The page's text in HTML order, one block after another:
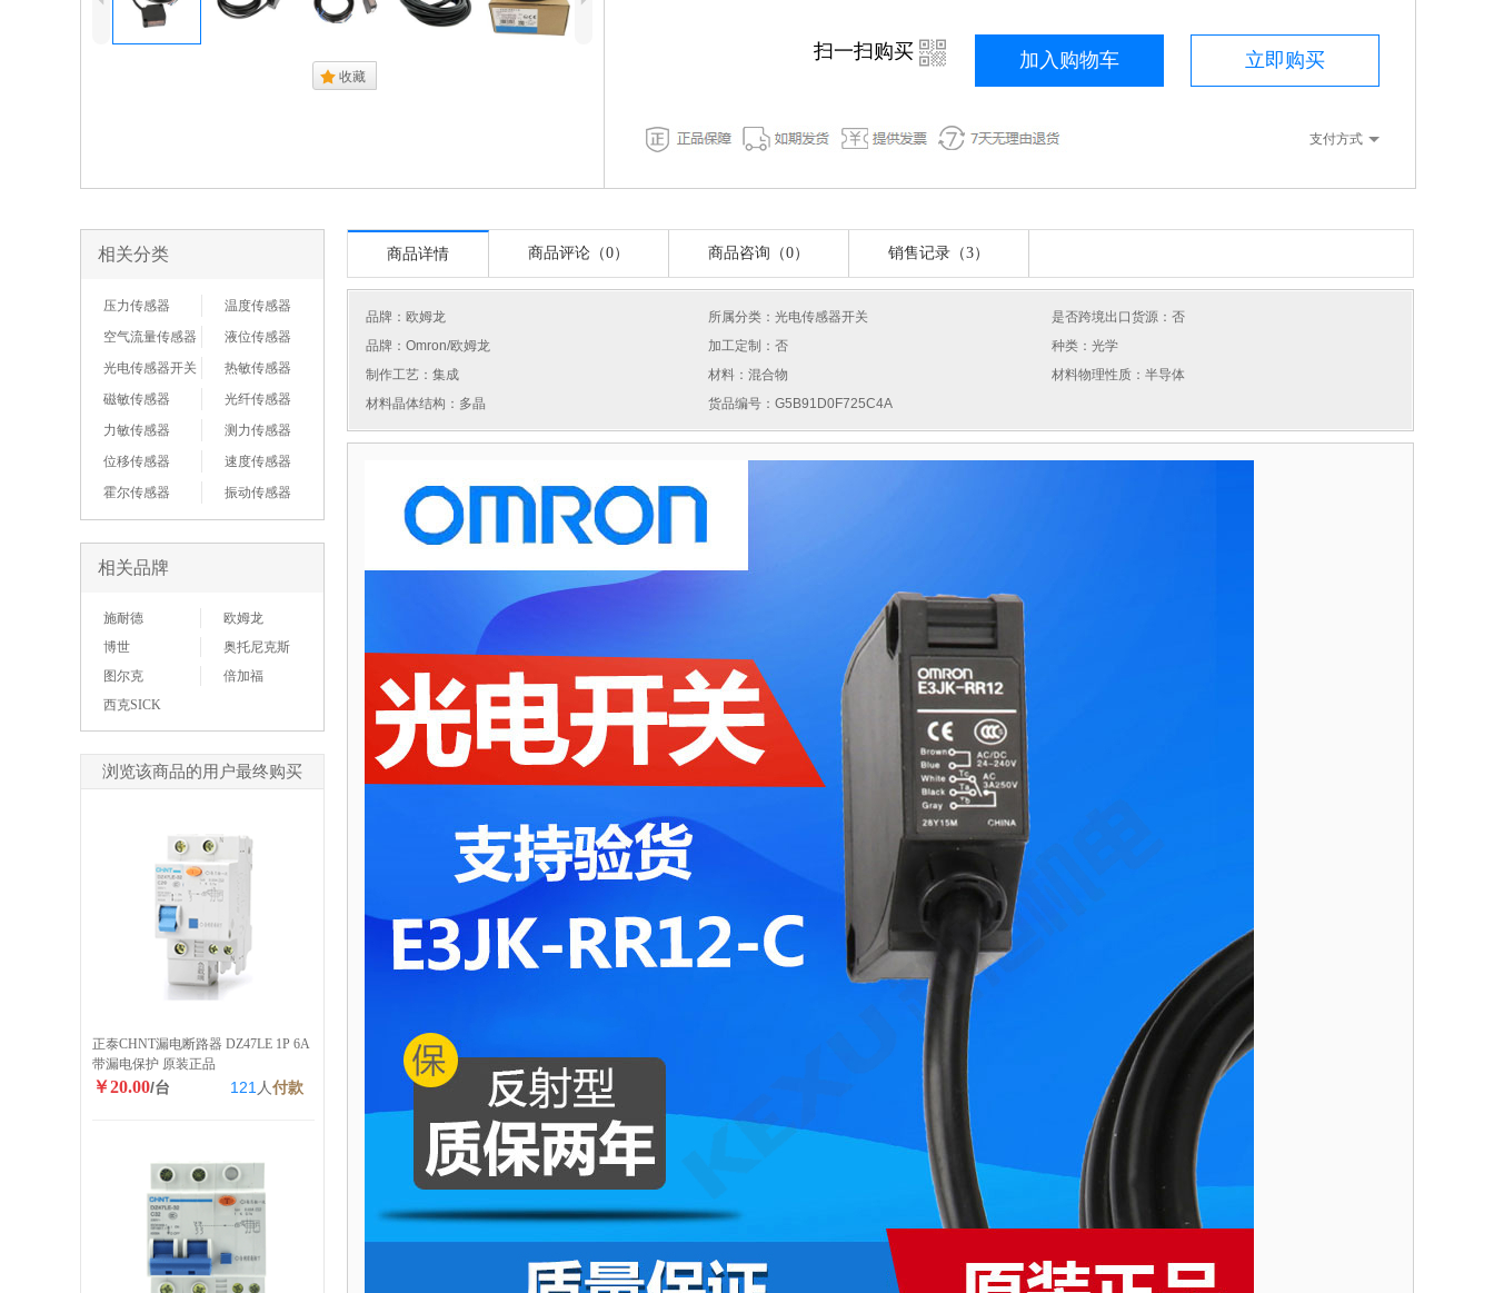
. 收藏
立即购买
加入购物车
扫一扫购买 i
支付方式
相关分类
压力传感器
温度传感器
空气流量传感器
液位传感器
光电传感器开关
热敏传感器
磁敏传感器
光纤传感器
力敏传感器
测力传感器
位移传感器
速度传感器
霍尔传感器
振动传感器
相关品牌
施耐德
欧姆龙
博世
奥托尼克斯
图尔克
倍加福
西克SICK
浏览该商品的用户最终购买
正泰CHNT漏电断路器 DZ47LE 1P 6A
带漏电保护 原装正品
￥20.00/台 121 人付款
商品详情 商品评论（0） 商品咨询（0） 销售记录（3）
品牌： 欧姆龙 所属分类：光电传感器开关
是否跨境出口货源：否
品牌：Omron/欧姆龙
加工定制：否
种类：光学
制作工艺：集成
材料：混合物
材料物理性质：半导体
材料晶体结构：多晶
货品编号：G5B91D0F725C4A